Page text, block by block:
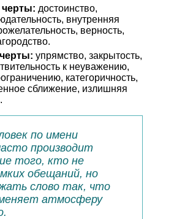
достоинство,
внутренняя
верность,
упрямство, закрытость,
к неуважению,
категоричность,
сближение, излишняя
по имени
производит
того, кто не
обещаний, но
слово так, что
атмосферу